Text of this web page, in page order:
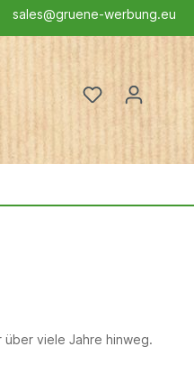
sales@gruene-werbung.eu
viele Jahre hinweg.